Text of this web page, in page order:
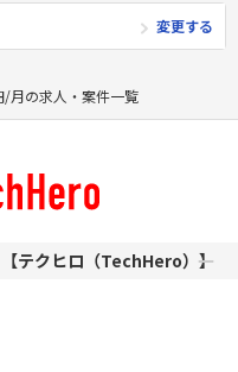
月の求人・案件一覧
PM1名、ディレクター2
の開発経験3年以上
・既存システムのコー
方
変更する
テクヒロ（TechHero）】